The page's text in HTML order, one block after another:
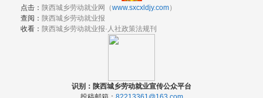
点击： 陕西城乡劳动就业网（www.sxcxldjy.com）
查阅： 陕西城乡劳动就业报
收看： 陕西城乡劳动就业报·人社政策法规刊
识别：陕西城乡劳动就业宣传公众平台